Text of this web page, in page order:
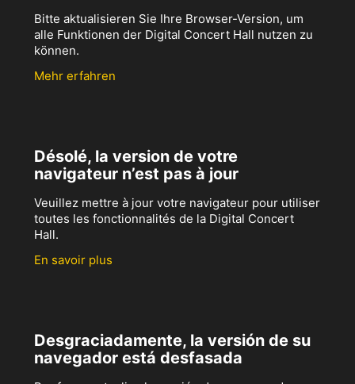
Bitte aktualisieren Sie Ihre Browser-Version, um
alle Funktionen der Digital Concert Hall nutzen zu
können.
Mehr erfahren
Désolé, la version de votre
navigateur n’est pas à jour
Veuillez mettre à jour votre navigateur pour utiliser
toutes les fonctionnalités de la Digital Concert
Hall.
En savoir plus
Desgraciadamente, la versión de su
navegador está desfasada